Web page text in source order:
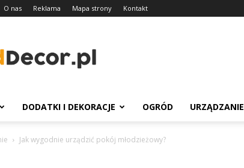
O nas Reklama Mapa strony Kontakt
DODATKI I DEKORACJE OGRÓD URZĄDZANIE
Jak wygodnie urządzić pokój młodzieżowy?